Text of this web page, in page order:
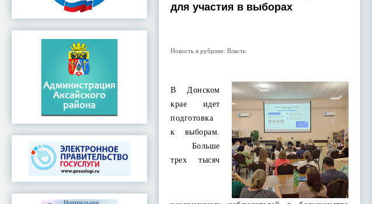
для участия в выборах
Новость в рубрике:Власть
В Донском
крае идет
подготовка
к выборам.
Больше
трех тысяч